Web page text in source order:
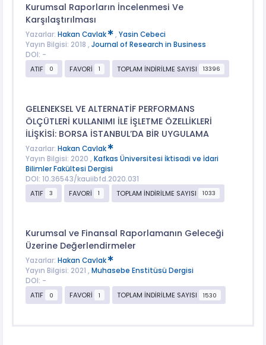
Kurumsal Raporların İncelenmesi Ve
Karşılaştırılması
Yazarlar: Hakan Cavlak , Yasin Cebeci
Yayın Bilgisi: 2018 , Journal of Research in Business
DOI: -
ATIF
0 FAVORİ 1 TOPLAM İNDİRİLME SAYISI 13396
GELENEKSEL VE ALTERNATİF PERFORMANS
ÖLÇÜTLERİ KULLANIMI İLE İŞLETME ÖZELLİKLERİ
İLİŞKİSİ: BORSA İSTANBUL’DA BİR UYGULAMA
Yazarlar: Hakan Cavlak
Yayın Bilgisi: 2020 , Kafkas Üniversitesi İktisadi ve İdari
Bilimler Fakültesi Dergisi
DOI: 10.36543/kauiibfd.2020.031
ATIF
3 FAVORİ 1 TOPLAM İNDİRİLME SAYISI 1033
Kurumsal ve Finansal Raporlamanın Geleceği
Üzerine Değerlendirmeler
Yazarlar: Hakan Cavlak
Yayın Bilgisi: 2021 , Muhasebe Enstitüsü Dergisi
DOI: -
ATIF
0 FAVORİ 1 TOPLAM İNDİRİLME SAYISI 1530